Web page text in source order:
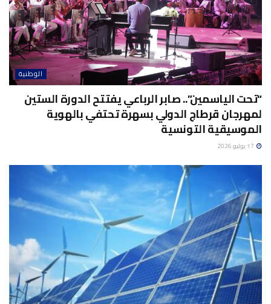
الوطنية
“تحت الياسمين”.. صابر الرباعي يفتتح الدورة الستين
لمهرجان قرطاج الدولي بسهرة تحتفي بالهوية
الموسيقية التونسية